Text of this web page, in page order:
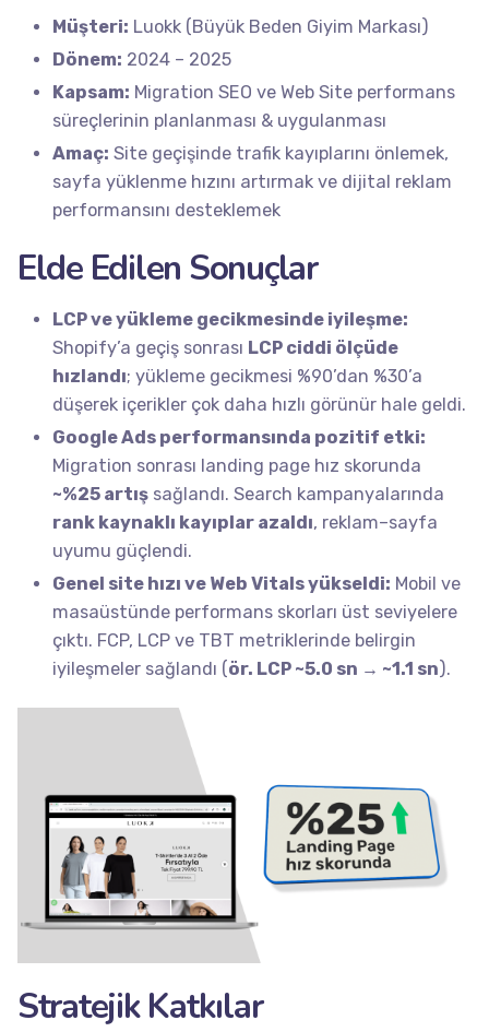
Müşteri: Luokk (Büyük Beden Giyim Markası)
Dönem: 2024 – 2025
Kapsam: Migration SEO ve Web Site performans
süreçlerinin planlanması & uygulanması
Amaç: Site geçişinde trafik kayıplarını önlemek,
sayfa yüklenme hızını artırmak ve dijital reklam
performansını desteklemek
Elde Edilen Sonuçlar
LCP ve yükleme gecikmesinde iyileşme:
Shopify’a geçiş sonrası LCP ciddi ölçüde
hızlandı; yükleme gecikmesi %90’dan %30’a
düşerek içerikler çok daha hızlı görünür hale geldi.
Google Ads performansında pozitif etki:
Migration sonrası landing page hız skorunda
~%25 artış sağlandı. Search kampanyalarında
rank kaynaklı kayıplar azaldı, reklam–sayfa
uyumu güçlendi.
Genel site hızı ve Web Vitals yükseldi: Mobil ve
masaüstünde performans skorları üst seviyelere
çıktı. FCP, LCP ve TBT metriklerinde belirgin
iyileşmeler sağlandı (ör. LCP ~5.0 sn → ~1.1 sn ).
Stratejik Katkılar